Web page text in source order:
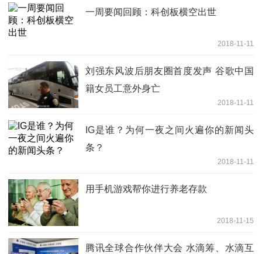
一周要闻回顾：科创板横空出世
2018-11-11
刘强东风波后朋友圈首度发声 谷歌中国
籍女员工意外身亡
2018-11-11
IG是谁？为何一夜之间火遍你的新闻头
条？
2018-11-11
用手机游戏帮你进行养老存款
2018-11-15
腾讯全球合作伙伴大会 水滴筹、水滴互